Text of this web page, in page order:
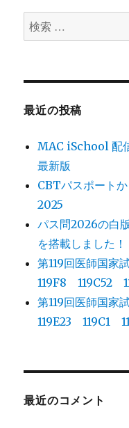
ン
検
索
象:
最近の投稿
MAC iSchool 配
最新版
CBTパスポート
2025
パス問2026の白
を搭載しました！
第119回医師国家
119F8 119C52
第119回医師国家
119E23 119C1
最近のコメント